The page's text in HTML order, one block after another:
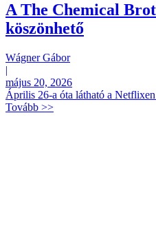
A The Chemical
köszönhető
Wágner Gábor
|
május 20, 2026
Április 26-a óta látható a
Tovább >>